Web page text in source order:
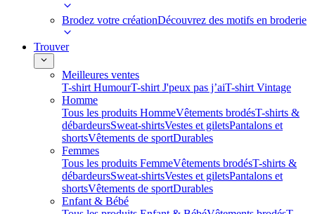
Brodez votre créationDécouvrez des motifs en broderie
Trouver
Meilleures ventes
T-shirt HumourT-shirt J'peux pas j’aiT-shirt Vintage
Homme
Tous les produits HommeVêtements brodésT-shirts &
débardeursSweat-shirtsVestes et giletsPantalons et
shortsVêtements de sportDurables
Femmes
Tous les produits FemmeVêtements brodésT-shirts &
débardeursSweat-shirtsVestes et giletsPantalons et
shortsVêtements de sportDurables
Enfant & Bébé